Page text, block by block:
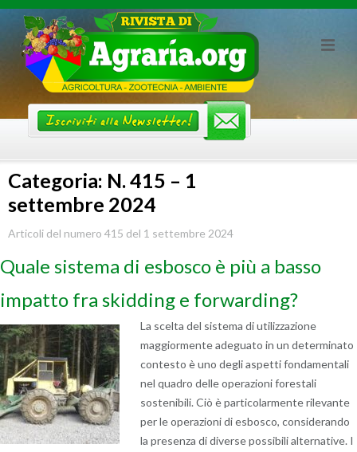
Skip
content
Categoria: N. 415 – 1
settembre 2024
Articoli del numero 415 del 1 settembre 2024
Quale sistema di esbosco è più a basso
impatto fra skidding e forwarding?
La scelta del sistema di utilizzazione
maggiormente adeguato in un determinato
contesto è uno degli aspetti fondamentali
nel quadro delle operazioni forestali
sostenibili. Ciò è particolarmente rilevante
per le operazioni di esbosco, considerando
la presenza di diverse possibili alternative. I